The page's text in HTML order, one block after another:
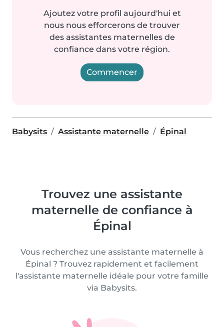
Ajoutez votre profil aujourd'hui et
nous nous efforcerons de trouver
des assistantes maternelles de
confiance dans votre région.
Commencer
Babysits Assistante maternelle Épinal
Trouvez une assistante
maternelle de confiance à
Épinal
Vous recherchez une assistante maternelle à
Épinal ? Trouvez rapidement et facilement
l'assistante maternelle idéale pour votre famille
via Babysits.